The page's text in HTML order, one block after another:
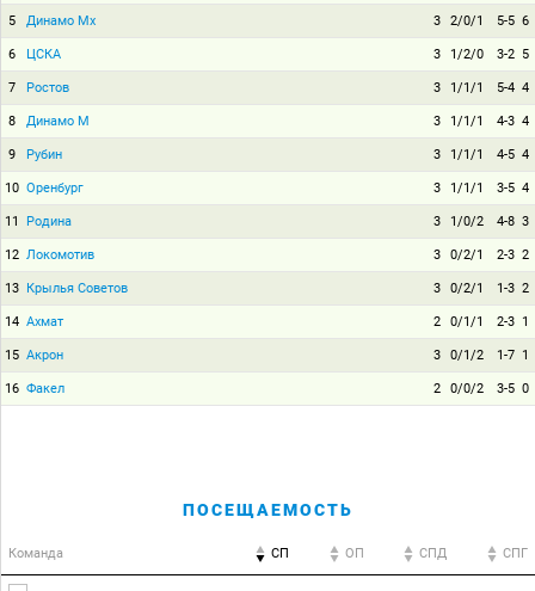
5 Динамо Мх 3 2/0/1 5-5 6
6 ЦСКА 3 1/2/0 3-2 5
7 Ростов 3 1/1/1 5-4 4
8 Динамо М 3 1/1/1 4-3 4
9 Рубин 3 1/1/1 4-5 4
10 Оренбург 3 1/1/1 3-5 4
11 Родина 3 1/0/2 4-8 3
12 Локомотив 3 0/2/1 2-3 2
13 Крылья Советов 3 0/2/1 1-3 2
14 Ахмат 2 0/1/1 2-3 1
15 Акрон 3 0/1/2 1-7 1
16 Факел 2 0/0/2 3-5 0
ПОСЕЩАЕМОСТЬ
Команда СП ОП CПД CПГ